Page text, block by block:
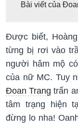
Bài viết của
Được biết,
từng bị rơi vào
người hâm mộ
của nữ MC. Tuy
Đoan Trang trấn
tâm trạng hiện
đừng lo nha!